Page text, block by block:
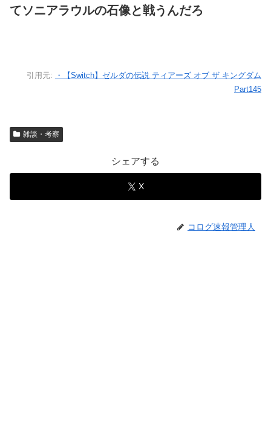
てソニアラウルの石像と戦うんだろ
引用元:
・【Switch】ゼルダの伝説 ティアーズ オブ ザ キングダム
Part145
雑談・考察
シェアする
X
コログ速報管理人